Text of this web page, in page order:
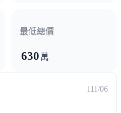
最低總價
630 萬
111/06